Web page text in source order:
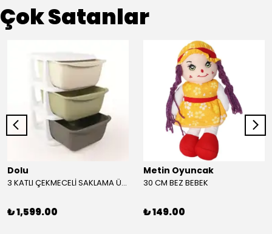
Çok Satanlar
Dolu
3 KATLI ÇEKMECELİ SAKLAMA ÜNİTESİ
₺ 1,599.00
Metin Oyuncak
30 CM BEZ BEBEK
₺ 149.00